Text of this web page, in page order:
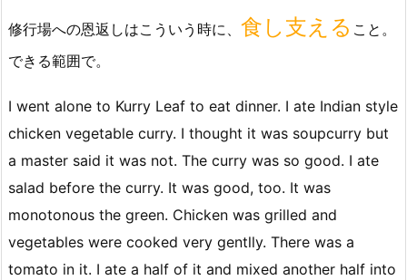
修行場への恩返しはこういう時に、 食し支える こと。
できる範囲で。
I went alone to Kurry Leaf to eat dinner. I ate Indian style
chicken vegetable curry. I thought it was soupcurry but
a master said it was not. The curry was so good. I ate
salad before the curry. It was good, too. It was
monotonous the green. Chicken was grilled and
vegetables were cooked very gentlly. There was a
tomato in it. I ate a half of it and mixed another half into